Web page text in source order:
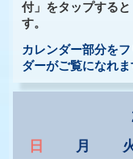
付」をタップする
す。
カレンダー部分を
ダーがご覧になれま
日 月